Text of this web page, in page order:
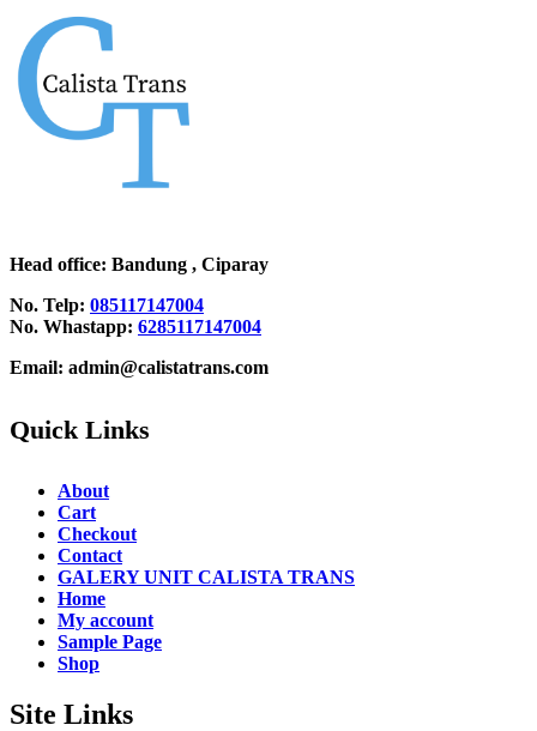
Head office: Bandung , Ciparay
No. Telp: 085117147004
No. Whastapp: 6285117147004
Email: admin@calistatrans.com
Quick Links
About
Cart
Checkout
Contact
GALERY UNIT CALISTA TRANS
Home
My account
Sample Page
Shop
Site Links